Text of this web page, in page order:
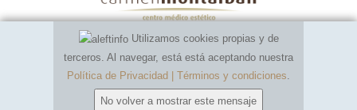
Utilizamos cookies propias y de
terceros. Al navegar, está está aceptando nuestra
Política de Privacidad | Términos y condiciones.